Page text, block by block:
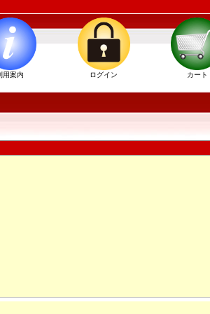
用案内 ログイン カート